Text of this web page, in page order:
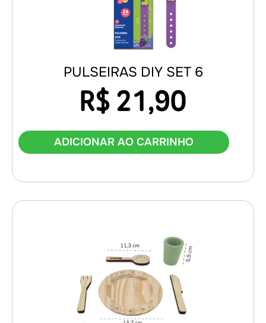
PULSEIRAS DIY SET 6
R$ 21,90
ADICIONAR AO CARRINHO